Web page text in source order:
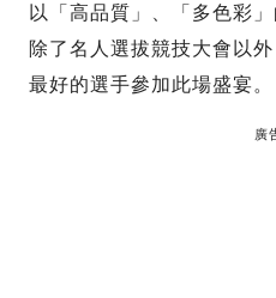
以「高品質」、「多色彩
除了名人選拔競技大會以
最好的選手參加此場盛宴。
廣